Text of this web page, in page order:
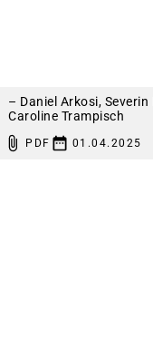
– Daniel Arkosi, Severin
Caroline Trampisch
PDF 01.04.2025